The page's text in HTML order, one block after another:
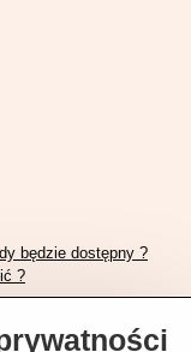
będzie dostępny ?
?